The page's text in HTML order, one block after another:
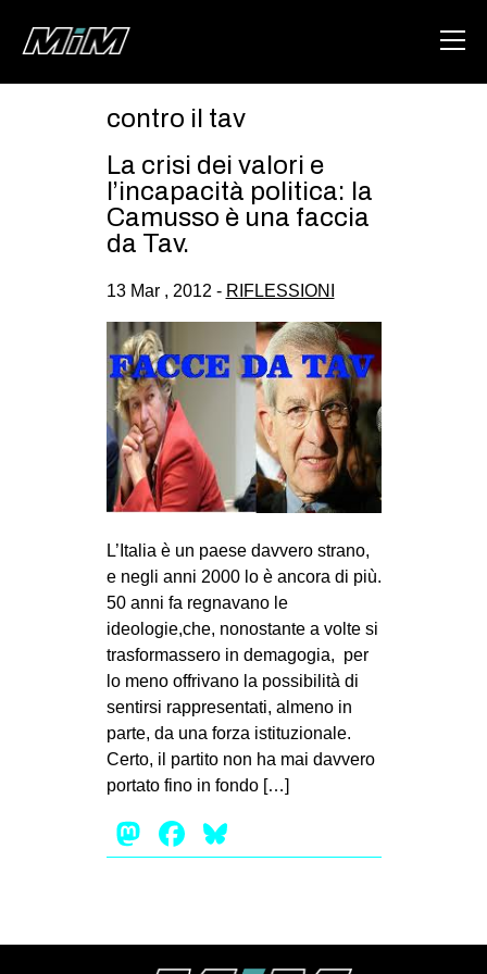
ABOUT
CSOA LAMBRETTA
MSM
STUDENTI TSUNAMI
ZAM
MILANO
SPAZI
SPORT POPOLARE
MOVIMENTI
AMBIENTE
ANTIFASCISMO
DIRITTO ALL’ABITARE
MIGRAZIONI
contro il tav
La crisi dei valori e
l’incapacità politica: la
Camusso è una faccia
da Tav.
13 Mar , 2012 - RIFLESSIONI
L’Italia è un paese davvero strano,
e negli anni 2000 lo è ancora di più.
50 anni fa regnavano le
ideologie,che, nonostante a volte si
trasformassero in demagogia, per
lo meno offrivano la possibilità di
sentirsi rappresentati, almeno in
parte, da una forza istituzionale.
Certo, il partito non ha mai davvero
portato fino in fondo […]
Mastodon
Facebook